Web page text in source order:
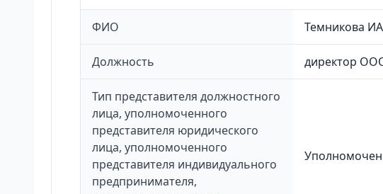
ФИО Темникова ИА
Должность директор
Тип представителя должностного
лица, уполномоченного
представителя юридического
лица, уполномоченного
представителя индивидуального
предпринимателя,